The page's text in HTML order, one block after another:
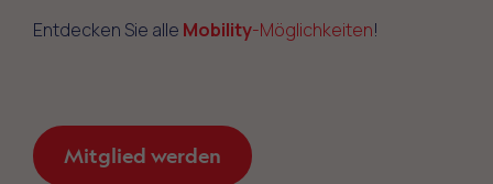
Entdecken Sie alle Mobility-Möglichkeiten!
Mitglied werden